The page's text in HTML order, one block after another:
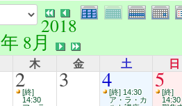
2018
年 8月
木 金 土 日
2[終]
14:30
3 4[終] 14:30
ア・ラ・カ
5[終]